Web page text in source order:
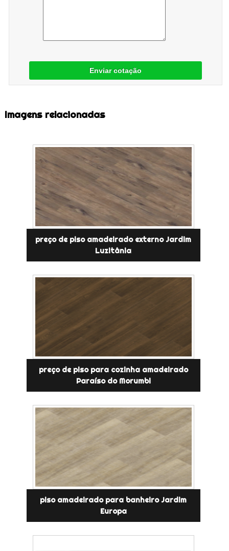
Enviar cotação
Imagens relacionadas
preço de piso amadeirado externo Jardim
Luzitânia
preço de piso para cozinha amadeirado
Paraíso do Morumbi
piso amadeirado para banheiro Jardim
Europa